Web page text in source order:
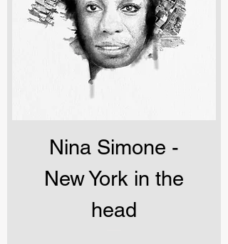
Nina Simone -
New York in the
head